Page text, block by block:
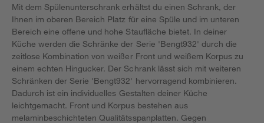
Mit dem Spülenunterschrank erhältst du einen Schrank, der
Ihnen im oberen Bereich Platz für eine Spüle und im unteren
Bereich eine offene und hohe Staufläche bietet. In deiner
Küche werden die Schränke der Serie 'Bengt932' durch die
zeitlose Kombination von weißer Front und weißem Korpus zu
einem echten Hingucker. Der Schrank lässt sich mit weiteren
Schränken der Serie 'Bengt932' hervorragend kombinieren.
Dadurch ist ein individuelles Gestalten deiner Küche
leichtgemacht. Front und Korpus bestehen aus
melaminbeschichteten Qualitätsspanplatten. Gegen